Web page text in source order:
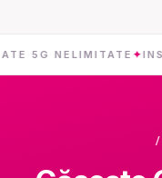
NELIMITATE ✦